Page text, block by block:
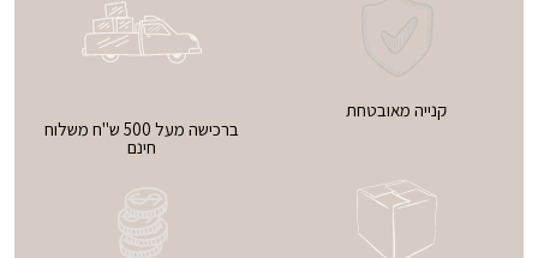
קנייה מאובטחת
ברכישה מעל 500 ש"ח משלוח
חינם